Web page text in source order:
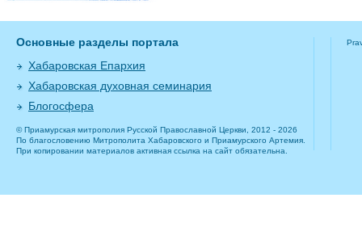
Основные разделы портала
Хабаровская Епархия
Хабаровская духовная семинария
Блогосфера
© Приамурская митрополия Русской Православной Церкви, 2012 - 2026
По благословению Митрополита Хабаровского и Приамурского Артемия.
При копировании материалов активная ссылка на сайт обязательна.